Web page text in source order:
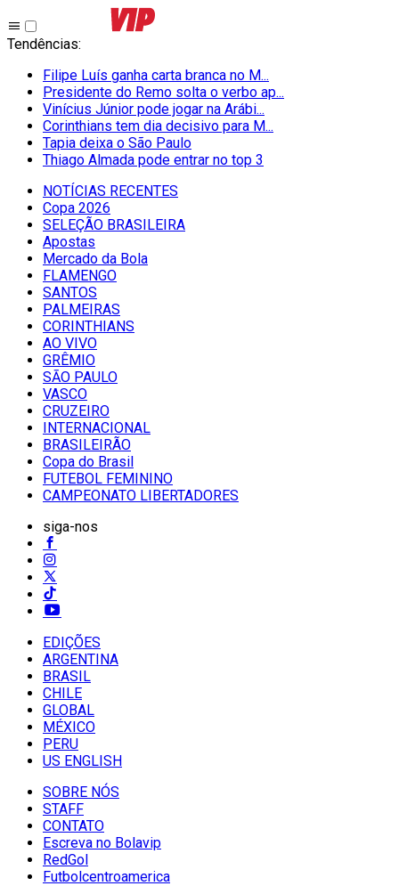
Tendências:
Filipe Luís ganha carta branca no M...
Presidente do Remo solta o verbo ap...
Vinícius Júnior pode jogar na Arábi...
Corinthians tem dia decisivo para M...
Tapia deixa o São Paulo
Thiago Almada pode entrar no top 3
NOTÍCIAS RECENTES
Copa 2026
SELEÇÃO BRASILEIRA
Apostas
Mercado da Bola
FLAMENGO
SANTOS
PALMEIRAS
CORINTHIANS
AO VIVO
GRÊMIO
SĀO PAULO
VASCO
CRUZEIRO
INTERNACIONAL
BRASILEIRÃO
Copa do Brasil
FUTEBOL FEMININO
CAMPEONATO LIBERTADORES
siga-nos
EDIÇÕES
ARGENTINA
BRASIL
CHILE
GLOBAL
MÉXICO
PERU
US ENGLISH
SOBRE NÓS
STAFF
CONTATO
Escreva no Bolavip
RedGol
Futbolcentroamerica